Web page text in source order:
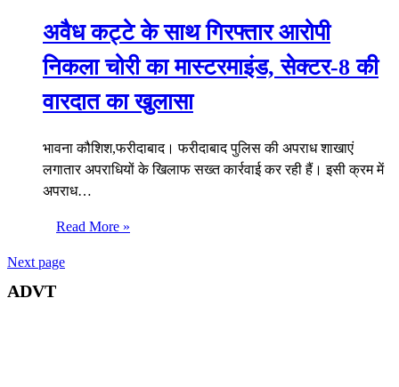
अवैध कट्टे के साथ गिरफ्तार आरोपी
निकला चोरी का मास्टरमाइंड, सेक्टर-8 की
वारदात का खुलासा
भावना कौशिश,फरीदाबाद। फरीदाबाद पुलिस की अपराध शाखाएं
लगातार अपराधियों के खिलाफ सख्त कार्रवाई कर रही हैं। इसी क्रम में
अपराध…
Read More »
Next page
ADVT